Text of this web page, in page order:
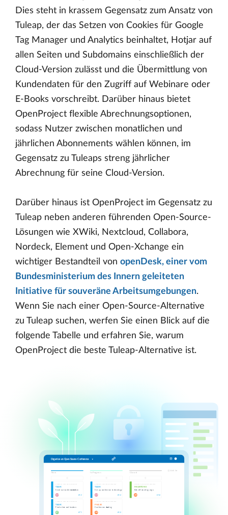
Dies steht in krassem Gegensatz zum Ansatz von
Tuleap, der das Setzen von Cookies für Google
Tag Manager und Analytics beinhaltet, Hotjar auf
allen Seiten und Subdomains einschließlich der
Cloud-Version zulässt und die Übermittlung von
Kundendaten für den Zugriff auf Webinare oder
E-Books vorschreibt. Darüber hinaus bietet
OpenProject flexible Abrechnungsoptionen,
sodass Nutzer zwischen monatlichen und
jährlichen Abonnements wählen können, im
Gegensatz zu Tuleaps streng jährlicher
Abrechnung für seine Cloud-Version.
Darüber hinaus ist OpenProject im Gegensatz zu
Tuleap neben anderen führenden Open-Source-
Lösungen wie XWiki, Nextcloud, Collabora,
Nordeck, Element und Open-Xchange ein
wichtiger Bestandteil von openDesk, einer vom
Bundesministerium des Innern geleiteten
Initiative für souveräne Arbeitsumgebungen.
Wenn Sie nach einer Open-Source-Alternative
zu Tuleap suchen, werfen Sie einen Blick auf die
folgende Tabelle und erfahren Sie, warum
OpenProject die beste Tuleap-Alternative ist.